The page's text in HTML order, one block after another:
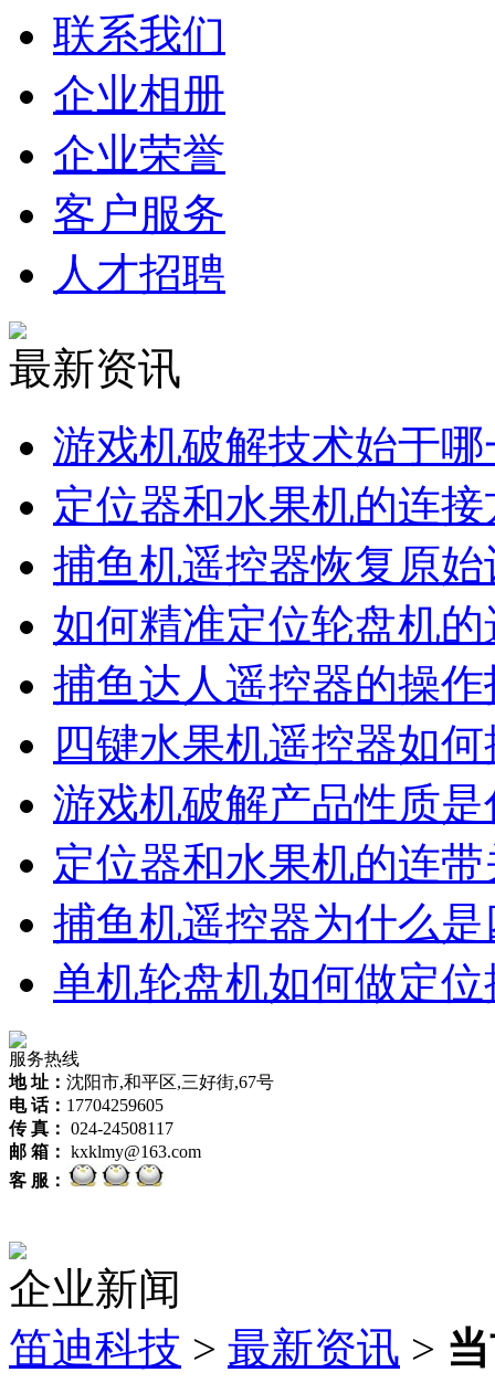
联系我们
企业相册
企业荣誉
客户服务
人才招聘
最新资讯
游戏机破解技术始于哪
定位器和水果机的连
捕鱼机遥控器恢复原始
如何精准定位轮盘机的
捕鱼达人遥控器的操作
四键水果机遥控器如
游戏机破解产品性质是
定位器和水果机的连
捕鱼机遥控器为什么是
单机轮盘机如何做定位
服务热线
地 址： 沈阳市,和平区,三好街,67号
电 话： 17704259605
传 真： 024-24508117
邮 箱： kxklmy@163.com
客 服：
企业新闻
笛迪科技 > 最新资讯 >